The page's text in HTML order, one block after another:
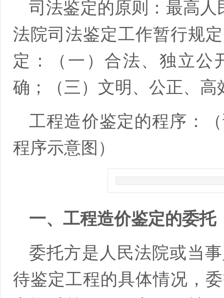
司法鉴定的原则：最高人
法院司法鉴定工作暂行规
定：（一）合法、独立公
确；（三）文明、公正、高
工程造价鉴定的程序：
程序示意图）
一、工程造价鉴定的委托
委托方是人民法院或当
待鉴定工程的具体情况，